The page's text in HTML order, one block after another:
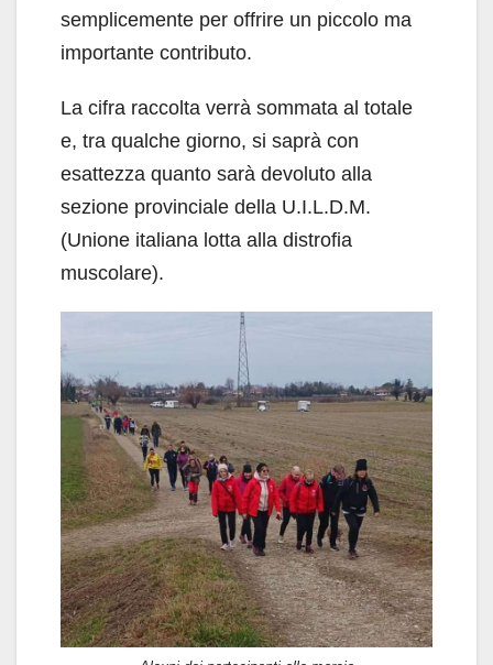
semplicemente per offrire un piccolo ma
importante contributo.
La cifra raccolta verrà sommata al totale
e, tra qualche giorno, si saprà con
esattezza quanto sarà devoluto alla
sezione provinciale della U.I.L.D.M.
(Unione italiana lotta alla distrofia
muscolare).